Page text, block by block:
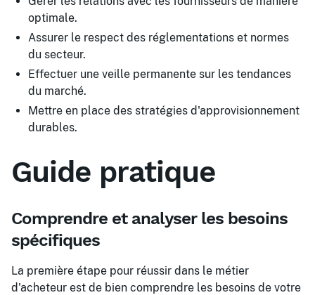
optimale.
Assurer le respect des réglementations et normes
du secteur.
Effectuer une veille permanente sur les tendances
du marché.
Mettre en place des stratégies d'approvisionnement
durables.
Guide pratique
Comprendre et analyser les besoins
spécifiques
La première étape pour réussir dans le métier
d'acheteur est de bien comprendre les besoins de votre